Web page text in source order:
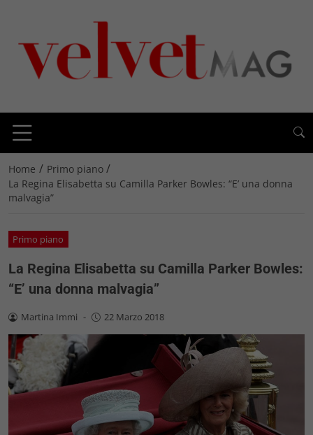
Home / Primo piano /
La Regina Elisabetta su Camilla Parker Bowles: “E’ una donna
malvagia”
Primo piano
La Regina Elisabetta su Camilla Parker Bowles:
“E’ una donna malvagia”
Martina Immi - 22 Marzo 2018